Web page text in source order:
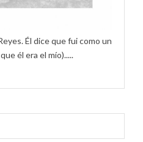
Él dice que fui como un
él era el mío).....